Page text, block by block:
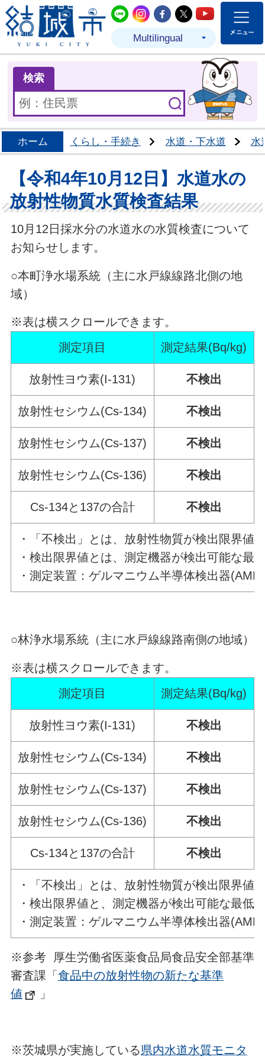
結城市公式LINE
結城市公式Instagram
結城市公式
結城市公式
結城市
Multilingual
検索
ホーム くらし・手続き 水道・下水道 水
【令和4年10月12日】水道水の
放射性物質水質検査結果
10月12日採水分の水道水の水質検査について
お知らせします。
○本町浄水場系統（主に水戸線線路北側の地
域）
※表は横スクロールできます。
測定項目
測定結果(Bq/kg)
放射性ヨウ素(I-131) 不検出
放射性セシウム(Cs-134) 不検出
放射性セシウム(Cs-137) 不検出
放射性セシウム(Cs-136) 不検出
Cs-134と137の合計 不検出
・「不検出」とは、放射性物質が検出限界値
・検出限界値とは、測定機器が検出可能な最
・測定装置：ゲルマニウム半導体検出器
○林浄水場系統（主に水戸線線路南側の地域）
※表は横スクロールできます。
測定項目
測定結果(Bq/kg)
放射性ヨウ素(I-131) 不検出
放射性セシウム(Cs-134) 不検出
放射性セシウム(Cs-137) 不検出
放射性セシウム(Cs-136) 不検出
Cs-134と137の合計 不検出
・「不検出」とは、放射性物質が検出限界値
・検出限界値と、測定機器が検出可能な最低
・測定装置：ゲルマニウム半導体検出器
※参考 厚生労働省医薬食品局食品安全部基準
審査課「食品中の放射性物の新たな基準
値
」
※茨城県が実施している県内水道水質モニタ